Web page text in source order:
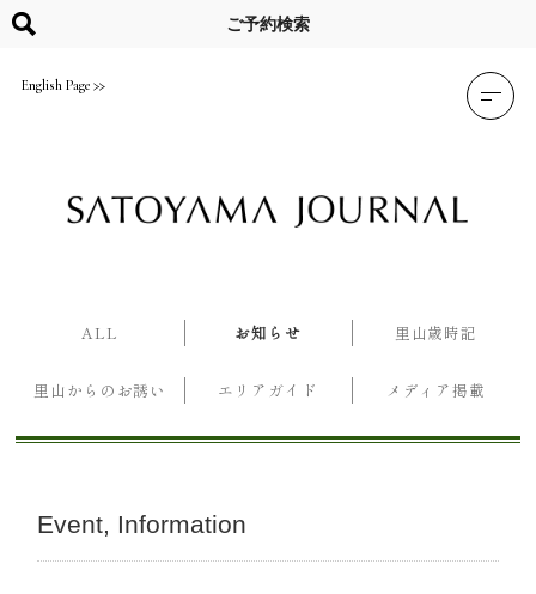
content
English Page
ご予約検索
ALL お知らせ 里山歳時記
里山からのお誘い エリアガイド メディア掲載
Event Information